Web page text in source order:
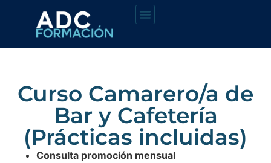
Curso Camarero/a de
Bar y Cafetería
(Prácticas incluidas)
Consulta promoción mensual